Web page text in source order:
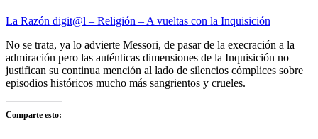
La Razón digit@l – Religión – A vueltas con la Inquisición
No se trata, ya lo advierte Messori, de pasar de la execración a la
admiración pero las auténticas dimensiones de la Inquisición no
justifican su continua mención al lado de silencios cómplices sobre
episodios históricos mucho más sangrientos y crueles.
Comparte esto: